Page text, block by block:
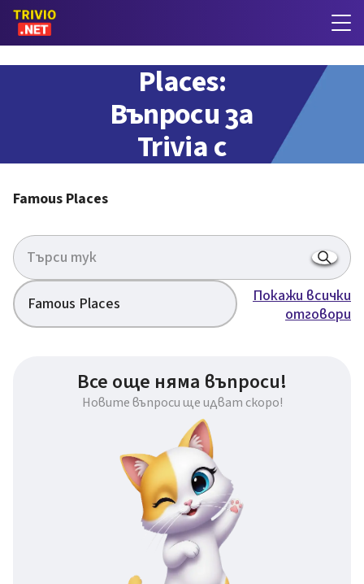
Famous
Places:
Въпроси за
Trivia с
Famous Places
Famous Places
Покажи всички
отговори
Все още няма въпроси!
Новите въпроси ще идват скоро!